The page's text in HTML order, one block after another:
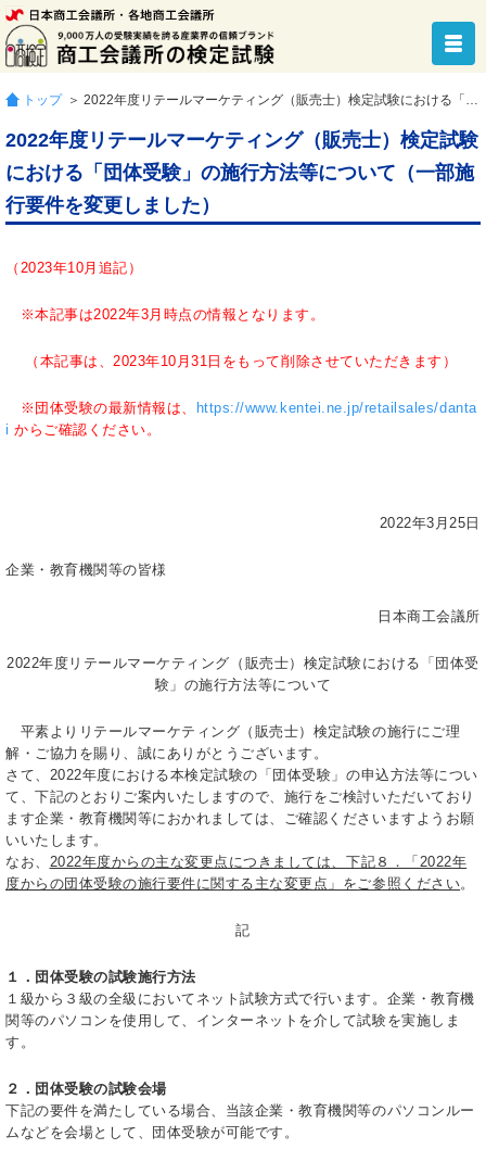
トップ ＞ 2022年度リテールマーケティング（販売士）検定試験における「団体受験」の施行方法等について（一部施行要件を変更しました）
2022年度リテールマーケティング（販売士）検定試験
における「団体受験」の施行方法等について（一部施
行要件を変更しました）
（2023年10月追記）
※本記事は2022年3月時点の情報となります。
（本記事は、2023年10月31日をもって削除させていただきます）
※団体受験の最新情報は、
https://www.kentei.ne.jp/retailsales/danta
i からご確認ください。
2022年3月25日
企業・教育機関等の皆様
日本商工会議所
2022年度リテールマーケティング（販売士）検定試験における「団体受
験」の施行方法等について
平素よりリテールマーケティング（販売士）検定試験の施行にご理
解・ご協力を賜り、誠にありがとうございます。
さて、2022年度における本検定試験の「団体受験」の申込方法等につい
て、下記のとおりご案内いたしますので、施行をご検討いただいており
ます企業・教育機関等におかれましては、ご確認くださいますようお願
いいたします。
なお、 2022年度からの主な変更点につきましては、下記８．「2022年
度からの団体受験の施行要件に関する主な変更点」をご参照ください。
記
１．団体受験の試験施行方法
１級から３級の全級においてネット試験方式で行います。企業・教育機
関等のパソコンを使用して、インターネットを介して試験を実施しま
す。
２．団体受験の試験会場
下記の要件を満たしている場合、当該企業・教育機関等のパソコンルー
ムなどを会場として、団体受験が可能です。